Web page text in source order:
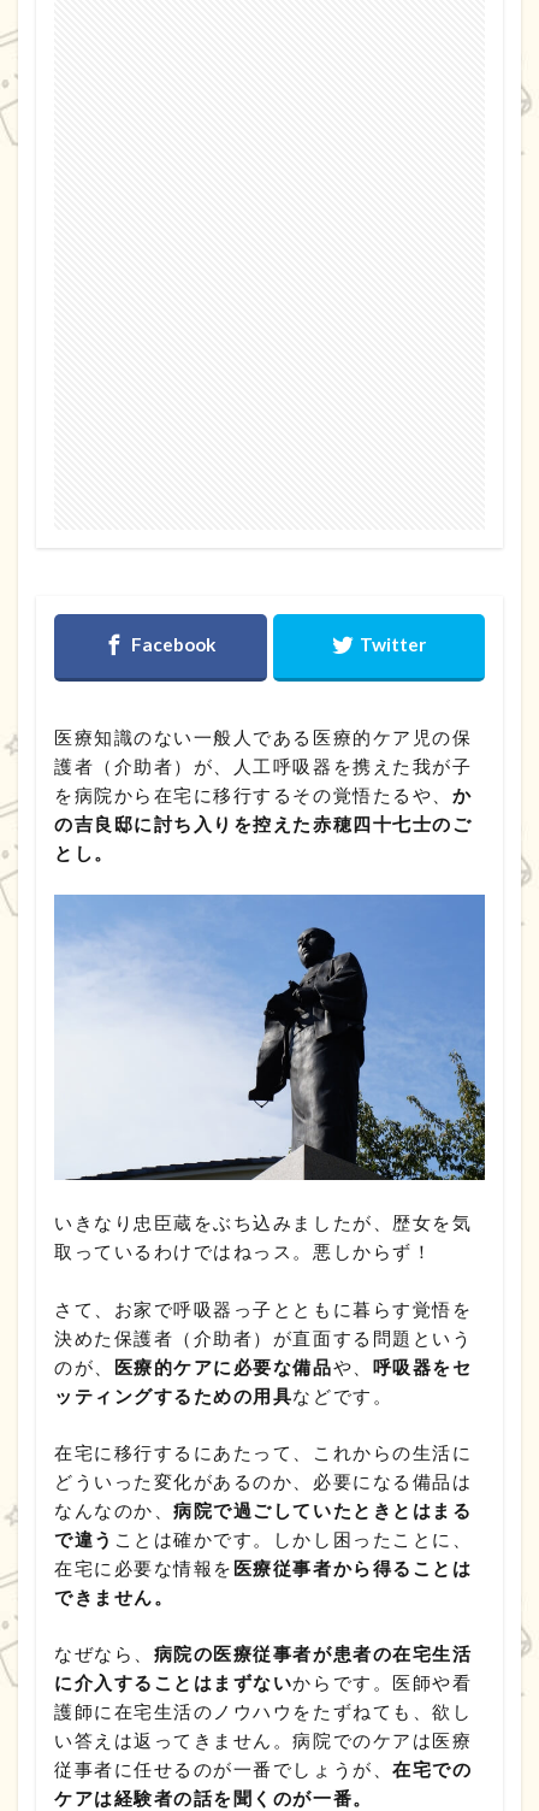
医療知識のない一般人である医療的ケア児の保
護者（介助者）が、人工呼吸器を携えた我が子
を病院から在宅に移行するその覚悟たるや、 か
の吉良邸に討ち入りを控えた赤穂四十七士のご
とし。
いきなり忠臣蔵をぶち込みましたが、歴女を気
取っているわけではねっス。悪しからず！
さて、お家で呼吸器っ子とともに暮らす覚悟を
決めた保護者（介助者）が直面する問題という
のが、 医療的ケアに必要な備品や、 呼吸器をセ
ッティングするための用具などです。
在宅に移行するにあたって、これからの生活に
どういった変化があるのか、必要になる備品は
なんなのか、病院で過ごしていたときとはまる
で違う ことは確かです。しかし困ったことに、
在宅に必要な情報を 医療従事者から得ることは
できません。
なぜなら、 病院の医療従事者が患者の在宅生活
に介入することはまずないからです。医師や看
護師に在宅生活のノウハウをたずねても、欲し
い答えは返ってきません。病院でのケアは医療
従事者に任せるのが一番でしょうが、在宅での
ケアは経験者の話を聞くのが一番。